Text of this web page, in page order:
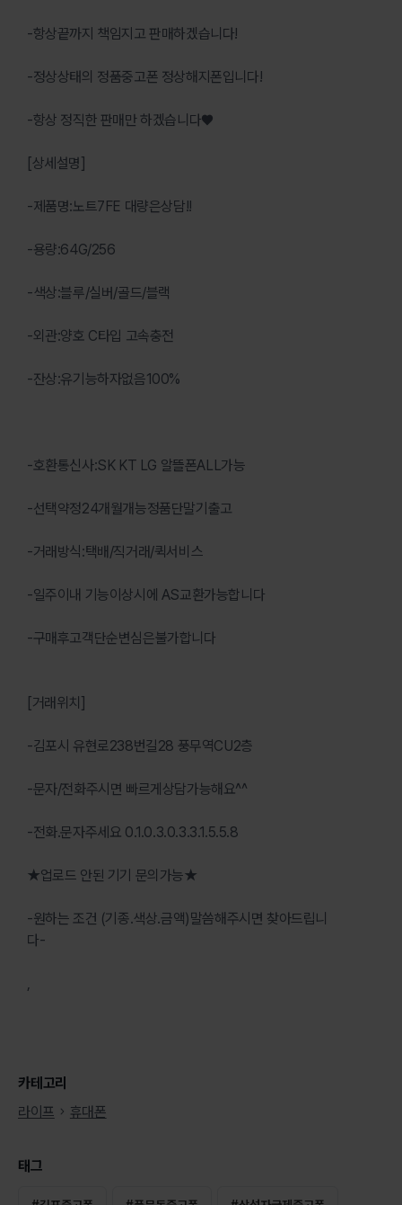
-항상끝까지 책임지고 판매하겠습니다!
-정상상태의 정품중고폰 정상해지폰입니다!
-항상 정직한 판매만 하겠습니다♥
[상세설명]
-제품명:노트7FE 대량은상담!!
-용량:64G/256
-색상:블루/실버/골드/블랙
-외관:양호 C타입 고속충전
-잔상:유기능하자없음100%
-호환통신사:SK KT LG 알뜰폰ALL가능
-선택약정24개월개능정품단말기출고
-거래방식:택배/직거래/퀵서비스
-일주이내 기능이상시에 AS교환가능합니다
-구매후고객단순변심은불가합니다
[거래위치]
-김포시 유현로238번길28 풍무역CU2층
-문자/전화주시면 빠르게상담가능해요^^
-전화.문자주세요 0.1.0.3.0.3.3.1.5.5.8
★업로드 안된 기기 문의가능★
-원하는 조건 (기종.색상.금액)말씀해주시면 찾아드립니
다-
카테고리
라이프
휴대폰
태그